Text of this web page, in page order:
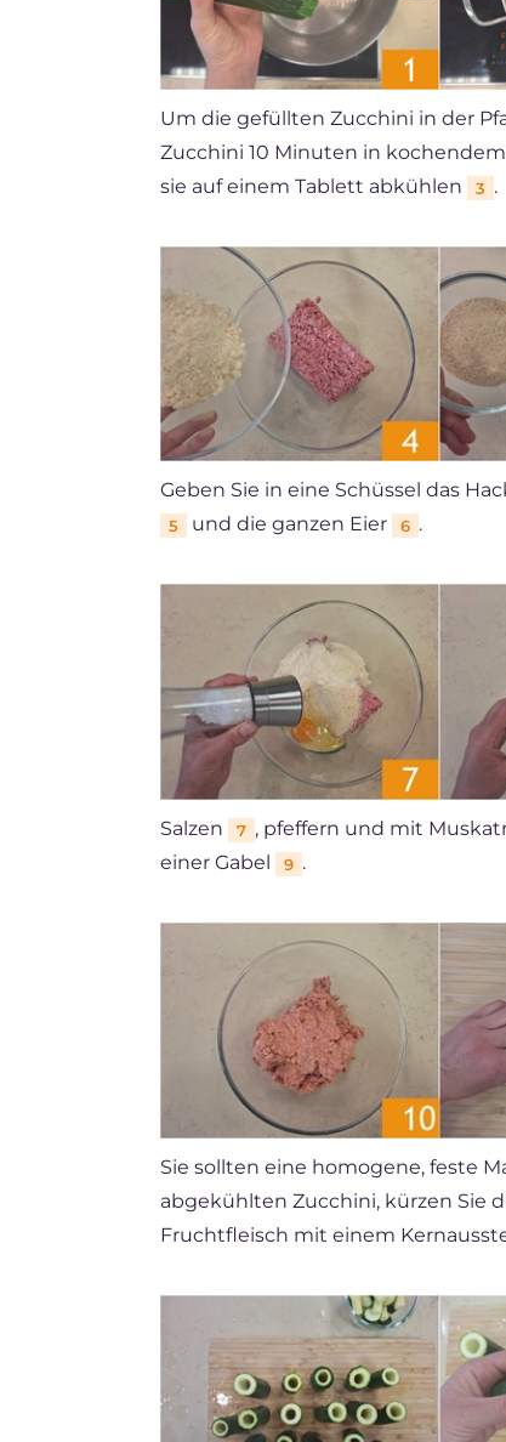
Um die gefüllten Zucchini in der
Zucchini 10 Minuten in kochendem
sie auf einem Tablett abkühlen
3 .
Geben Sie in eine Schüssel das
5 und die ganzen Eier 6 .
Salzen 7 , pfeffern und mit
einer Gabel
9 .
Sie sollten eine homogene, feste
abgekühlten Zucchini, kürzen Sie
Fruchtfleisch mit einem